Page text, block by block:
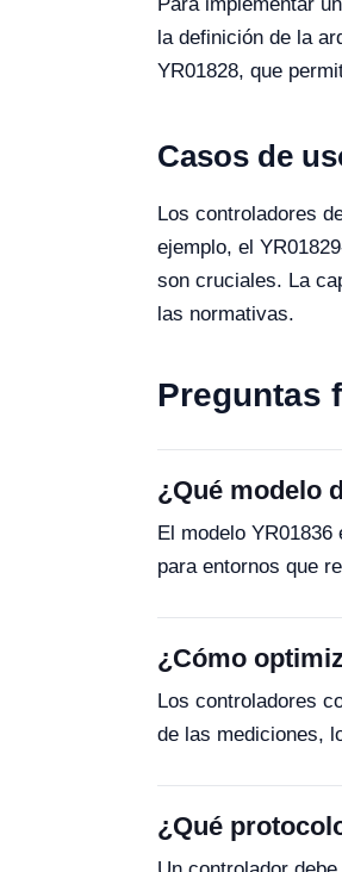
la definición de la
YR01828, que
Casos de
Los controladores
ejemplo, el
son cruciales. La
las normativas.
Preguntas
¿Qué modelo
El modelo
para entornos que
¿Cómo
Los controladores
de las mediciones,
¿Qué